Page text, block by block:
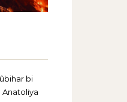
bi
Anatoliya